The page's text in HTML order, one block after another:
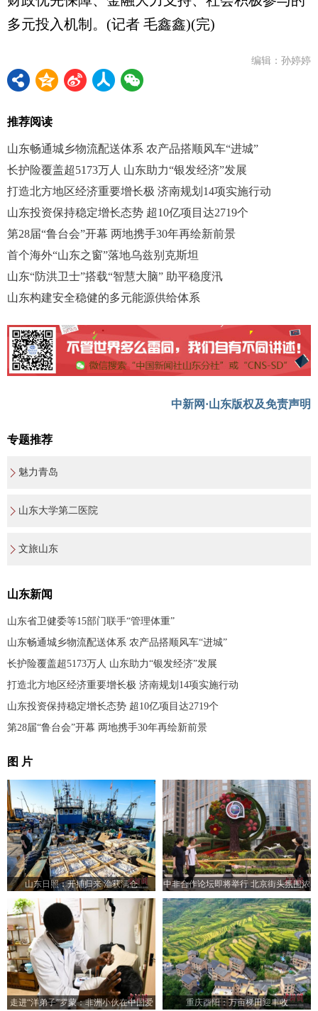
多元投入机制。(记者 毛鑫鑫)(完)
编辑：孙婷婷
推荐阅读
山东畅通城乡物流配送体系 农产品搭顺风车“进城”
长护险覆盖超5173万人 山东助力“银发经济”发展
打造北方地区经济重要增长极 济南规划14项实施行动
山东投资保持稳定增长态势 超10亿项目达2719个
第28届“鲁台会”开幕 两地携手30年再绘新前景
首个海外“山东之窗”落地乌兹别克斯坦
山东“防洪卫士”搭载“智慧大脑” 助平稳度汛
山东构建安全稳健的多元能源供给体系
中新网·山东版权及免责声明
专题推荐
魅力青岛
山东大学第二医院
文旅山东
山东新闻
山东省卫健委等15部门联手“管理体重”
山东畅通城乡物流配送体系 农产品搭顺风车“进城”
长护险覆盖超5173万人 山东助力“银发经济”发展
打造北方地区经济重要增长极 济南规划14项实施行动
山东投资保持稳定增长态势 超10亿项目达2719个
第28届“鲁台会”开幕 两地携手30年再绘新前景
图 片
山东日照：开捕归来 渔获满仓
中非合作论坛即将举行 北京街头氛围浓
厚
走进“洋弟子”罗蒙：非洲小伙在中国爱 重庆酉阳：万亩梯田迎丰收